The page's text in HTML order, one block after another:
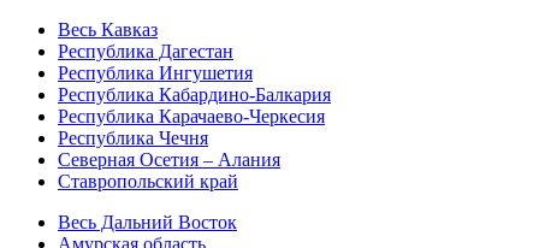
Весь Кавказ
Республика Дагестан
Республика Ингушетия
Республика Кабардино-Балкария
Республика Карачаево-Черкесия
Республика Чечня
Северная Осетия – Алания
Ставропольский край
Весь Дальний Восток
Амурская область